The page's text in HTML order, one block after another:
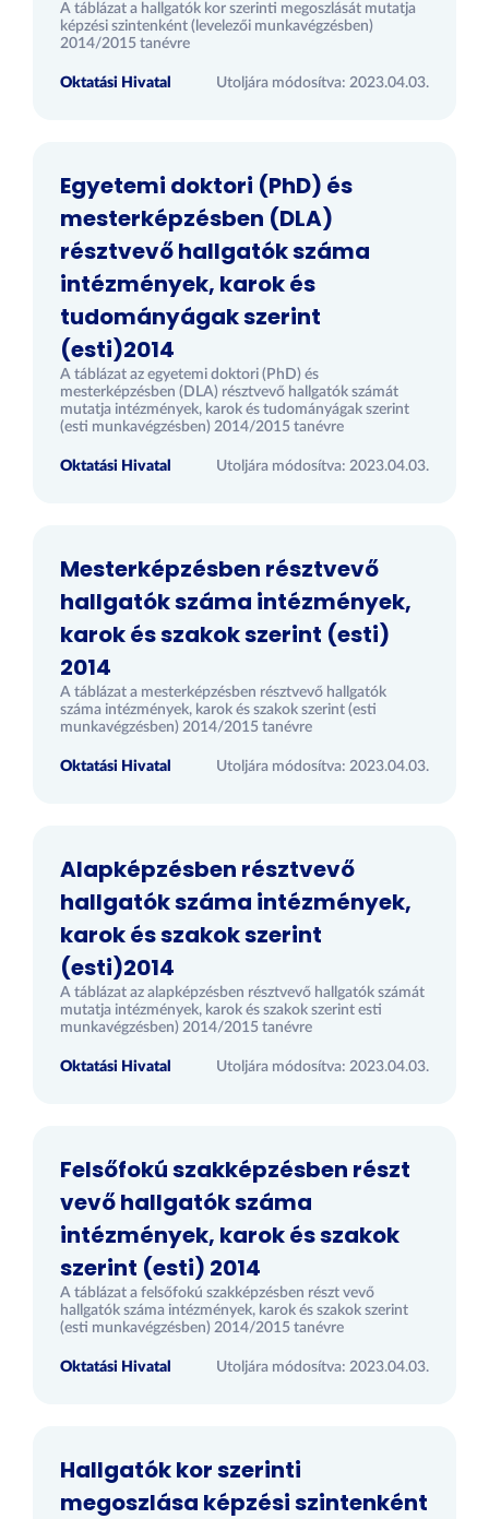
A táblázat a hallgatók kor szerinti megoszlását mutatja
képzési szintenként (levelezői munkavégzésben)
2014/2015 tanévre
Oktatási Hivatal Utoljára módosítva: 2023.04.03.
Egyetemi doktori (PhD) és
mesterképzésben (DLA)
résztvevő hallgatók száma
intézmények, karok és
tudományágak szerint
(esti)2014
A táblázat az egyetemi doktori (PhD) és
mesterképzésben (DLA) résztvevő hallgatók számát
mutatja intézmények, karok és tudományágak szerint
(esti munkavégzésben) 2014/2015 tanévre
Oktatási Hivatal Utoljára módosítva: 2023.04.03.
Mesterképzésben résztvevő
hallgatók száma intézmények,
karok és szakok szerint (esti)
2014
A táblázat a mesterképzésben résztvevő hallgatók
száma intézmények, karok és szakok szerint (esti
munkavégzésben) 2014/2015 tanévre
Oktatási Hivatal Utoljára módosítva: 2023.04.03.
Alapképzésben résztvevő
hallgatók száma intézmények,
karok és szakok szerint
(esti)2014
A táblázat az alapképzésben résztvevő hallgatók számát
mutatja intézmények, karok és szakok szerint esti
munkavégzésben) 2014/2015 tanévre
Oktatási Hivatal Utoljára módosítva: 2023.04.03.
Felsőfokú szakképzésben részt
vevő hallgatók száma
intézmények, karok és szakok
szerint (esti) 2014
A táblázat a felsőfokú szakképzésben részt vevő
hallgatók száma intézmények, karok és szakok szerint
(esti munkavégzésben) 2014/2015 tanévre
Oktatási Hivatal Utoljára módosítva: 2023.04.03.
Hallgatók kor szerinti
megoszlása képzési szintenként